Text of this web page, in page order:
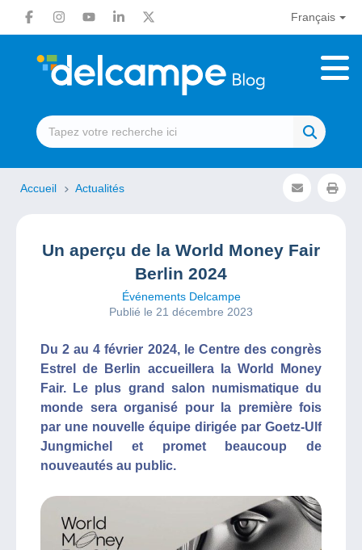
Français
Accueil Actualités
Un aperçu de la World Money Fair
Berlin 2024
Événements Delcampe
Publié le 21 décembre 2023
Du 2 au 4 février 2024, le Centre des congrès
Estrel de Berlin accueillera la World Money
Fair. Le plus grand salon numismatique du
monde sera organisé pour la première fois
par une nouvelle équipe dirigée par Goetz-Ulf
Jungmichel et promet beaucoup de
nouveautés au public.